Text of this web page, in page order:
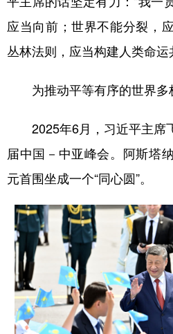
应当向前；世界不能分裂，
丛林法则，应当构建人类命运
为推动平等有序的世界多
2025年6月，习近平主席
届中国－中亚峰会。阿斯塔
元首围坐成一个“同心圆”。